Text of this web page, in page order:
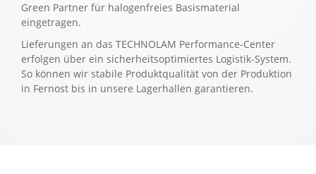
Green Partner für halogenfreies Basismaterial
eingetragen.
Lieferungen an das TECHNOLAM Performance-Center
erfolgen über ein sicherheitsoptimiertes Logistik-System.
So können wir stabile Produktqualität von der Produktion
in Fernost bis in unsere Lagerhallen garantieren.